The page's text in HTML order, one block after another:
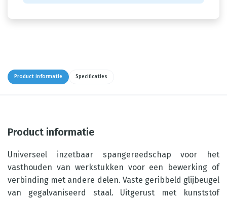
Product informatie Specificaties
Product informatie
Universeel inzetbaar spangereedschap voor het
vasthouden van werkstukken voor een bewerking of
verbinding met andere delen. Vaste geribbeld glijbeugel
van gegalvaniseerd staal. Uitgerust met kunststof